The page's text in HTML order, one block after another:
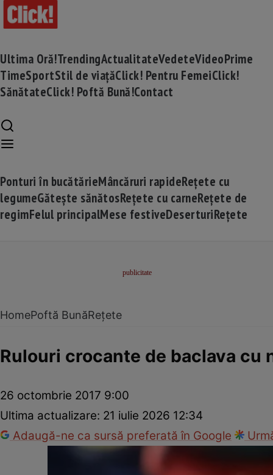
Ultima Oră!TrendingActualitateVedeteVideoPrime
TimeSportStil de viațăClick! Pentru FemeiClick!
SănătateClick! Poftă Bună!Contact
Ponturi în bucătărieMâncăruri rapideRețete cu
legumeGătește sănătosRețete cu carneRețete de
regimFelul principalMese festiveDeserturiRețete
HomePoftă BunăRețete
Rulouri crocante de baclava cu
26 octombrie 2017 9:00
Ultima actualizare: 21 iulie 2026 12:34
Adaugă-ne ca sursă preferată în Google